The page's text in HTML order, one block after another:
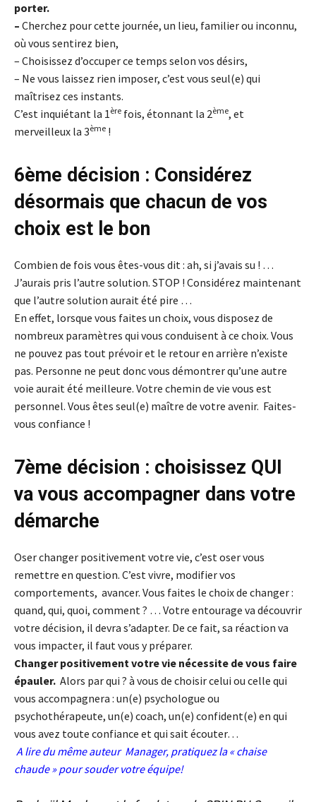
porter.
– Cherchez pour cette journée, un lieu, familier ou inconnu,
où vous sentirez bien,
– Choisissez d’occuper ce temps selon vos désirs,
– Ne vous laissez rien imposer, c’est vous seul(e) qui
maîtrisez ces instants.
C’est inquiétant la 1ère fois, étonnant la 2ème, et
merveilleux la 3ème !
6ème décision : Considérez
désormais que chacun de vos
choix est le bon
Combien de fois vous êtes-vous dit : ah, si j’avais su ! …
J’aurais pris l’autre solution. STOP ! Considérez maintenant
que l’autre solution aurait été pire …
En effet, lorsque vous faites un choix, vous disposez de
nombreux paramètres qui vous conduisent à ce choix. Vous
ne pouvez pas tout prévoir et le retour en arrière n’existe
pas. Personne ne peut donc vous démontrer qu’une autre
voie aurait été meilleure. Votre chemin de vie vous est
personnel. Vous êtes seul(e) maître de votre avenir. Faites-
vous confiance !
7ème décision : choisissez QUI
va vous accompagner dans votre
démarche
Oser changer positivement votre vie, c’est oser vous
remettre en question. C’est vivre, modifier vos
comportements, avancer. Vous faites le choix de changer :
quand, qui, quoi, comment ? … Votre entourage va découvrir
votre décision, il devra s’adapter. De ce fait, sa réaction va
vous impacter, il faut vous y préparer.
Changer positivement votre vie nécessite de vous faire
épauler. Alors par qui ? à vous de choisir celui ou celle qui
vous accompagnera : un(e) psychologue ou
psychothérapeute, un(e) coach, un(e) confident(e) en qui
vous avez toute confiance et qui sait écouter…
A lire du même auteur Manager, pratiquez la « chaise
chaude » pour souder votre équipe!